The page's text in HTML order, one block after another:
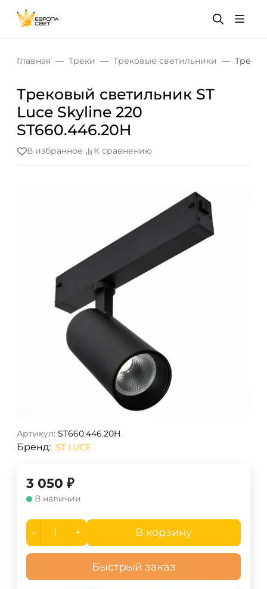
Главная Треки Трековые светильники
Трековый светильник ST
Luce Skyline 220
ST660.446.20H
В избранное К сравнению
Артикул: ST660.446.20H
Бренд: ST LUCE
3 050 ₽
В наличии
- + В корзину
Быстрый заказ